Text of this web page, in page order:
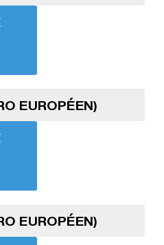
EUROPÉEN)
EUROPÉEN)